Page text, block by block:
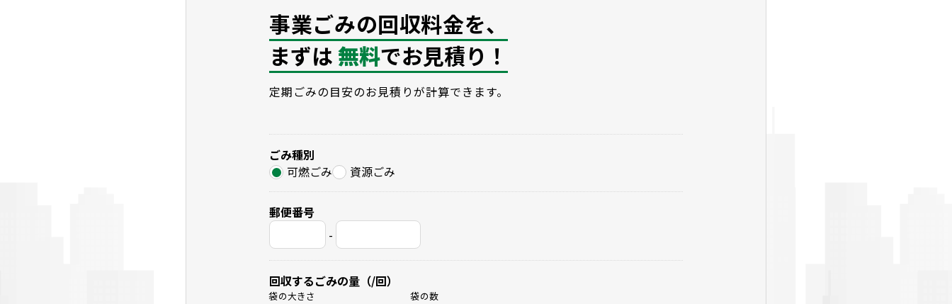
事業ごみの回収料金を、
まずは無料でお見積り！
定期ごみの目安のお見積りが計算できます。
ごみ種別
可燃ごみ
資源ごみ
郵便番号
-
回収するごみの量（/回）
袋の大きさ
袋の数